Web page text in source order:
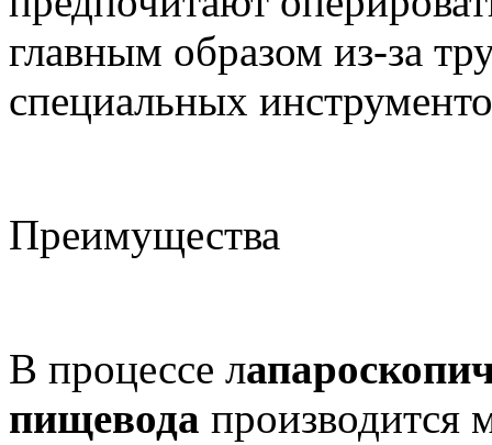
главным образом из-за
специальных
Преимущества
В процессе л
пищевода производится